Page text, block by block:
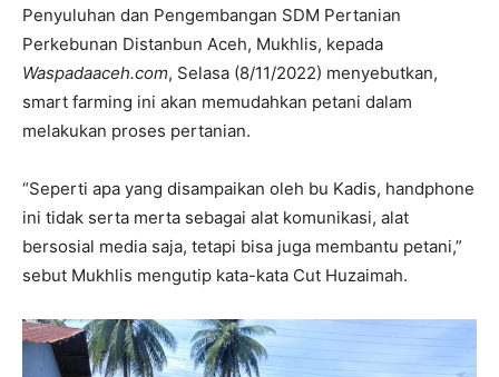
Penyuluhan dan Pengembangan SDM Pertanian
Perkebunan Distanbun Aceh, Mukhlis, kepada
Waspadaaceh.com, Selasa (8/11/2022) menyebutkan,
smart farming ini akan memudahkan petani dalam
melakukan proses pertanian.
“Seperti apa yang disampaikan oleh bu Kadis, handphone
ini tidak serta merta sebagai alat komunikasi, alat
bersosial media saja, tetapi bisa juga membantu petani,”
sebut Mukhlis mengutip kata-kata Cut Huzaimah.